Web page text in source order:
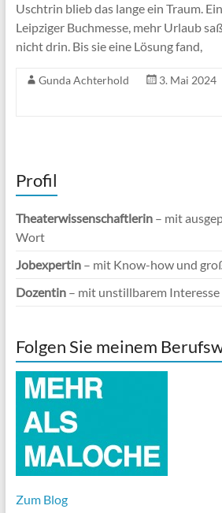
Uschtrin blieb das lange ein Traum.
Leipziger Buchmesse, mehr Urlaub
nicht drin. Bis sie eine Lösung fand,
Gunda Achterhold 3. Mai 2024
Profil
Theaterwissenschaftlerin– mit
Wort
Jobexpertin– mit Know-how und
Dozentin– mit unstillbarem Interesse
Folgen Sie meinem
Zum Blog